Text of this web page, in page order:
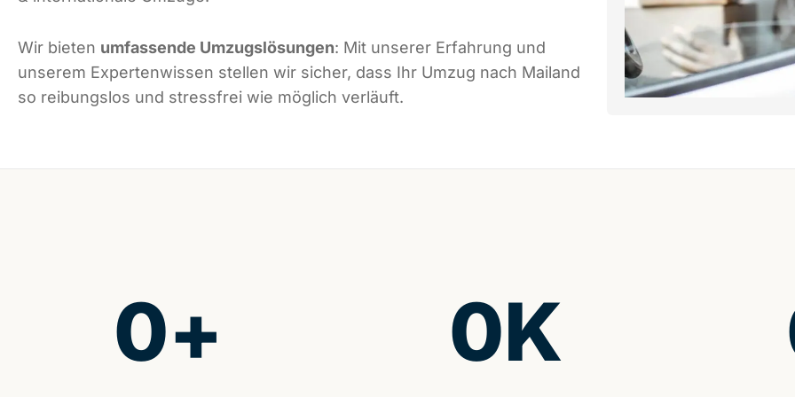
Wir bieten umfassende Umzugslösungen: Mit unserer Erfahrung und
unserem Expertenwissen stellen wir sicher, dass Ihr Umzug nach Mailand
so reibungslos und stressfrei wie möglich verläuft.
0+ 0K